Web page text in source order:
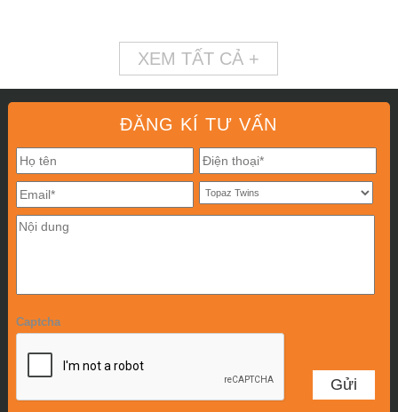
XEM TẤT CẢ +
ĐĂNG KÍ TƯ VẤN
Captcha